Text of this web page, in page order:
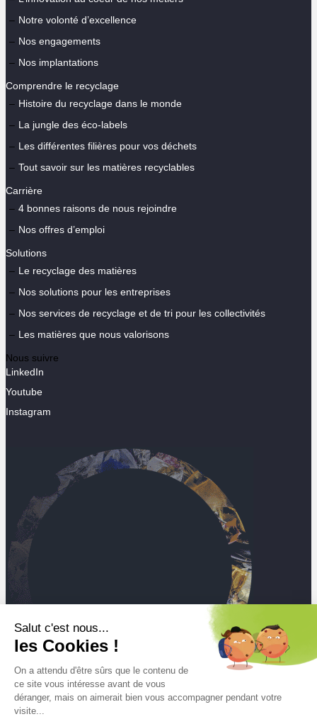
Salut c'est nous...
les Cookies !
On a attendu d'être sûrs que le contenu de
ce site vous intéresse avant de vous
déranger, mais on aimerait bien vous accompagner pendant votre
visite...
Notre volonté d’excellence
Nos engagements
Nos implantations
Comprendre le recyclage
Histoire du recyclage dans le monde
La jungle des éco-labels
Les différentes filières pour vos déchets
Tout savoir sur les matières recyclables
Carrière
4 bonnes raisons de nous rejoindre
Nos offres d’emploi
Solutions
Le recyclage des matières
Nos solutions pour les entreprises
Nos services de recyclage et de tri pour les collectivités
Les matières que nous valorisons
Nous suivre
LinkedIn
Youtube
Instagram